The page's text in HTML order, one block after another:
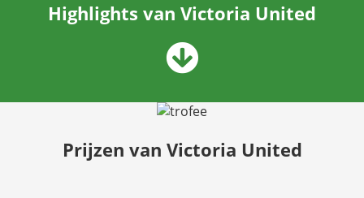
Highlights van Victoria United
Prijzen van Victoria United